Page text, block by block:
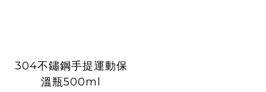
304不鏽鋼手提運動保
溫瓶500ml